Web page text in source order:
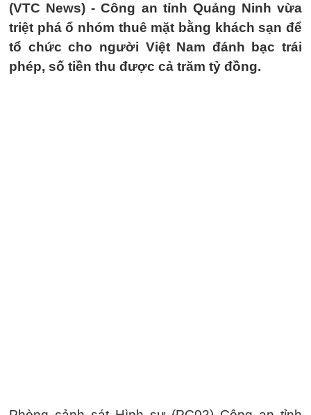
(VTC News) -Công an tỉnh Quảng Ninh vừa
triệt phá ổ nhóm thuê mặt bằng khách sạn để
tổ chức cho người Việt Nam đánh bạc trái
phép, số tiền thu được cả trăm tỷ đồng.